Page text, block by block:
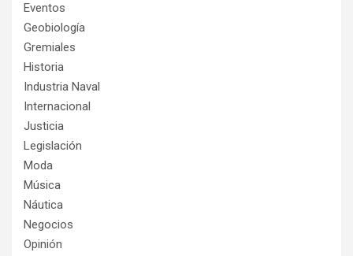
Eventos
Geobiología
Gremiales
Historia
Industria Naval
Internacional
Justicia
Legislación
Moda
Música
Náutica
Negocios
Opinión